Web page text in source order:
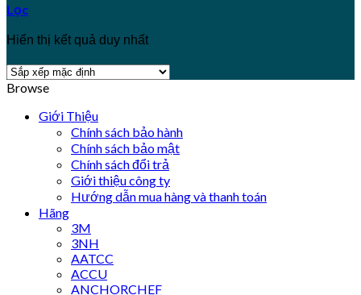
Lọc
Hiển thị kết quả duy nhất
Browse
Giới Thiệu
Chính sách bảo hành
Chính sách bảo mật
Chính sách đổi trả
Giới thiệu công ty
Hướng dẫn mua hàng và thanh toán
Hãng
3M
3NH
AATCC
ACCU
ANCHORCHEF